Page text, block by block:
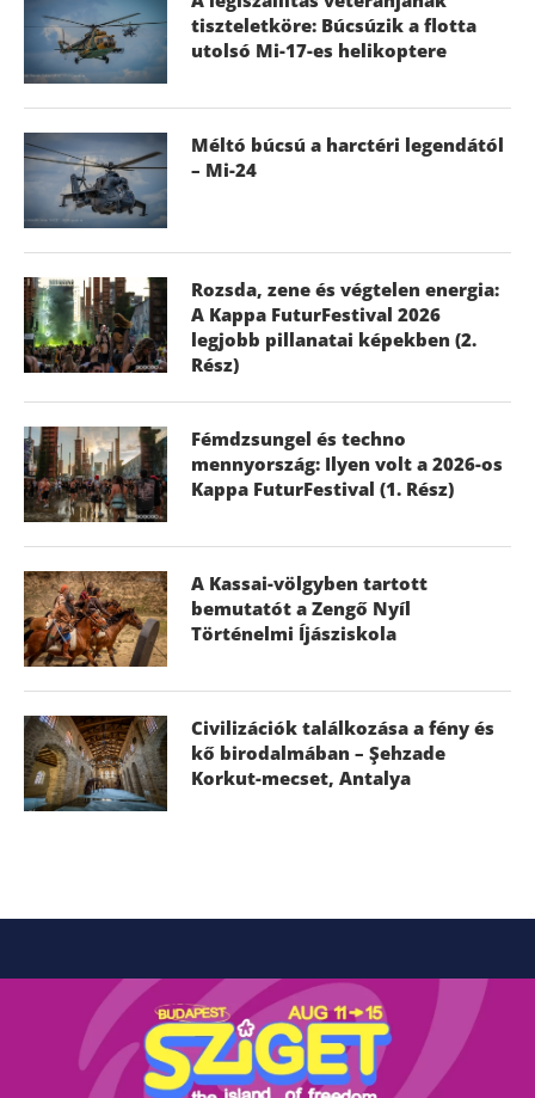
tiszteletköre: Búcsúzik a flotta
utolsó Mi-17-es helikoptere
Méltó búcsú a harctéri legendától
– Mi-24
Rozsda, zene és végtelen energia:
A Kappa FuturFestival 2026
legjobb pillanatai képekben (2.
Rész)
Fémdzsungel és techno
mennyország: Ilyen volt a 2026-os
Kappa FuturFestival (1. Rész)
A Kassai-völgyben tartott
bemutatót a Zengő Nyíl
Történelmi Íjásziskola
Civilizációk találkozása a fény és
kő birodalmában – Şehzade
Korkut-mecset, Antalya